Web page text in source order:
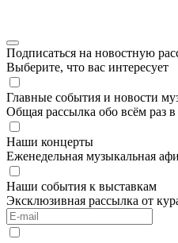
Подписаться на новостную
Выберите, что вас интересует
Главные события и новости
Общая рассылка обо всём раз в
Наши концерты
Еженедельная музыкальная
Наши события к выставкам
Эксклюзивная рассылка от